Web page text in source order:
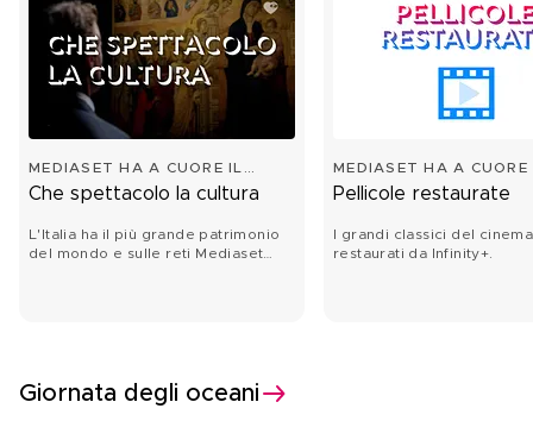
MEDIASET HA A CUORE IL
FUTURO
Che spettacolo la cultura
L'Italia ha il più grande patrimonio
del mondo e sulle reti Mediaset
MEDIASET HA A CUORE
FUTURO
Pellicole restaurate
I grandi classici del cinema
restaurati da Infinity+.
Giornata degli oceani